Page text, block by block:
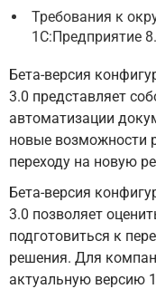
Требования к
1С:Предприятие
Бета-версия
3.0 представляет
автоматизации
новые возможности
переходу на новую
Бета-версия
3.0 позволяет
подготовиться к
решения. Для
актуальную версию